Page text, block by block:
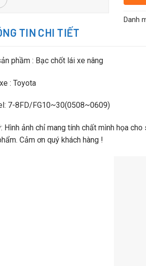
Danh
TIN CHI TIẾT
phầm : Bạc chốt lái xe nâng
: Toyota
7-8FD/FG10~30(0508~0609)
Hình ảnh chỉ mang tính chất mình họa
Cảm ơn quý khách hàng !